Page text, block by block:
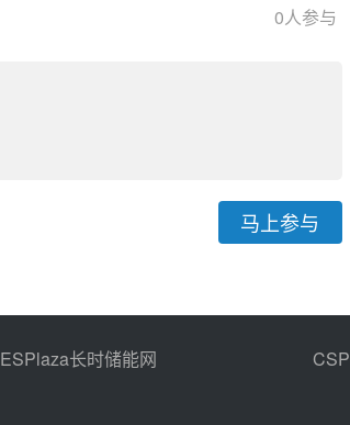
0人参与
马上参与
ESPlaza长时储能网